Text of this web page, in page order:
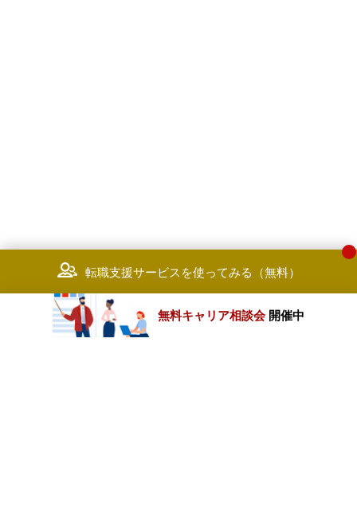
転職支援サービスを使ってみる（無料）
無料キャリア相談会 開催中